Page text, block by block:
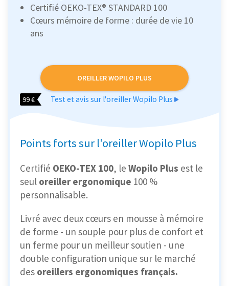
Certifié OEKO-TEX® STANDARD 100
Cœurs mémoire de forme : durée de vie 10
ans
OREILLER WOPILO PLUS
99 € Test et avis sur l'oreiller Wopilo Plus
Points forts sur l'oreiller Wopilo Plus
Certifié OEKO-TEX 100, le Wopilo Plus est le
seul oreiller ergonomique 100 %
personnalisable.
Livré avec deux cœurs en mousse à mémoire
de forme - un souple pour plus de confort et
un ferme pour un meilleur soutien - une
double configuration unique sur le marché
des oreillers ergonomiques français.